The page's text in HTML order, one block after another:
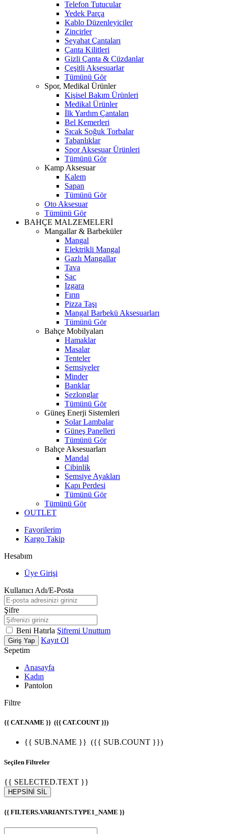
Telefon Tutucular
Yedek Parça
Kablo Düzenleyiciler
Zincirler
Seyahat Çantaları
Çanta Kilitleri
Gizli Çanta & Cüzdanlar
Çeşitli Aksesuarlar
Tümünü Gör
Spor, Medikal Ürünler
Kişisel Bakım Ürünleri
Medikal Ürünler
İlk Yardım Çantaları
Bel Kemerleri
Sıcak Soğuk Torbalar
Tabanlıklar
Spor Aksesuar Ürünleri
Tümünü Gör
Kamp Aksesuar
Kalem
Sapan
Tümünü Gör
Oto Aksesuar
Tümünü Gör
BAHÇE MALZEMELERİ
Mangallar & Barbeküler
Mangal
Elektrikli Mangal
Gazlı Mangallar
Tava
Sac
Izgara
Fırın
Pizza Taşı
Mangal Barbekü Aksesuarları
Tümünü Gör
Bahçe Mobilyaları
Hamaklar
Masalar
Tenteler
Şemsiyeler
Minder
Banklar
Şezlonglar
Tümünü Gör
Güneş Enerji Sistemleri
Solar Lambalar
Güneş Panelleri
Tümünü Gör
Bahçe Aksesuarları
Mandal
Cibinlik
Şemsiye Ayakları
Kapı Perdesi
Tümünü Gör
Tümünü Gör
OUTLET
Favorilerim
Kargo Takip
Hesabım
Üye Girişi
Kullanıcı Adı/E-Posta
Şifre
Beni Hatırla Şifremi Unuttum
Giriş Yap
Kayıt Ol
Sepetim
Anasayfa
Kadın
Pantolon
Filtre
{{ CAT.NAME }} ({{ CAT.COUNT }})
{{ SUB.NAME }} ({{ SUB.COUNT }})
Seçilen Filtreler
{{ SELECTED.TEXT }}
HEPSİNİ SİL
{{ FILTERS.VARIANTS.TYPE1_NAME }}